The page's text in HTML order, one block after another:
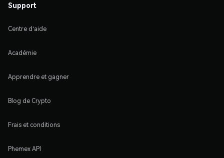
Support
Centre d'aide
Académie
Apprendre et gagner
Blog de Crypto
Frais et conditions
Phemex API